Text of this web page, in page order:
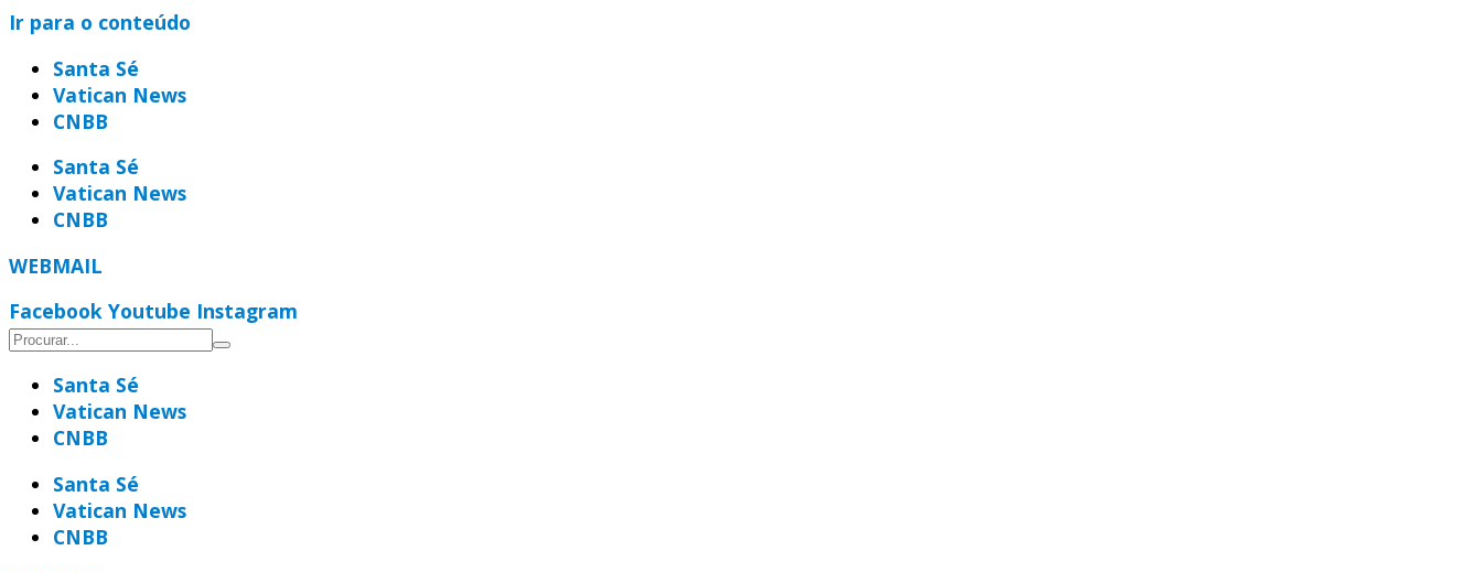
Ir para o conteúdo
Santa Sé
Vatican News
CNBB
Santa Sé
Vatican News
CNBB
WEBMAIL
Facebook Youtube Instagram
Santa Sé
Vatican News
CNBB
Santa Sé
Vatican News
CNBB